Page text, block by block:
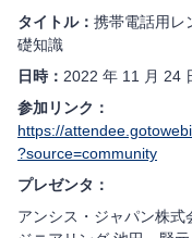
タイトル： 携帯電話用レ
礎知識
日時： 2022 年 11 月 24
参加リンク：
https://
?source=community
プレゼンタ：
アンシス・ジャパン株